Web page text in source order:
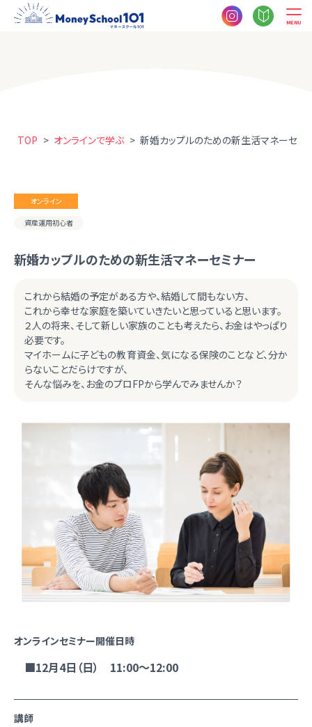
MENU
TOP > オンラインで学ぶ > 新婚カップルのための新生活マネーセミ
オンライン
資産運用初心者
新婚カップルのための新生活マネーセミナー
これから結婚の予定がある方や、結婚して間もない方、
これから幸せな家庭を築いていきたいと思っていると思います。
２人の将来、そして新しい家族のことも考えたら、お金はやっぱり
必要です。
マイホームに子どもの教育資金、気になる保険のことなど、分か
らないことだらけですが、
そんな悩みを、お金のプロFPから学んでみませんか？
オンラインセミナー開催日時
■12月4日（日） 11:00～12:00
講師